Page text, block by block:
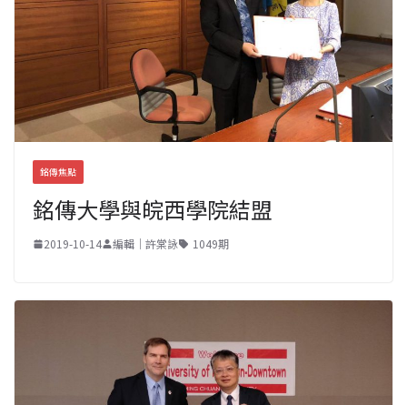
銘傳焦點
銘傳大學與皖西學院結盟
2019-10-14 編輯｜許棠詠 1049期